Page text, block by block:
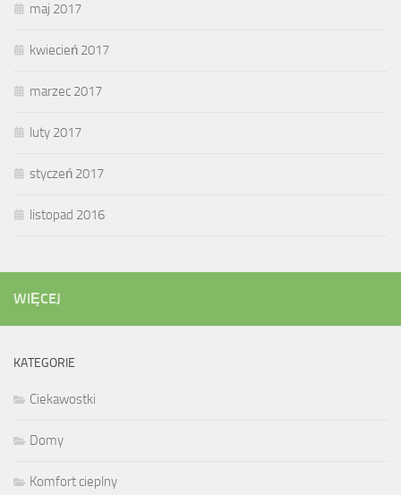
maj 2017
kwiecień 2017
marzec 2017
luty 2017
styczeń 2017
listopad 2016
WIĘCEJ
KATEGORIE
Ciekawostki
Domy
Komfort cieplny